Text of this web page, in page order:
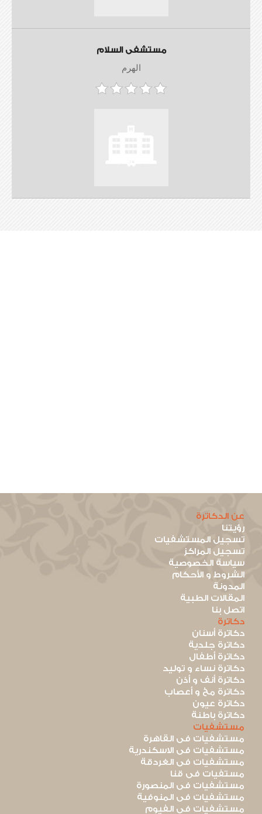
مستشفى السلام
الهرم
عن الدكاترة
رؤيتنا
تسجيل المستشفيات
تسجيل المراكز
سياسة الخصوصية
الشروط و الأحكام
المدونة
المقالات الطبية
اتصل بنا
دكاترة
دكاترة أسنان
دكاترة جلدية
دكاترة أطفال
دكاترة نساء و توليد
دكاترة أنف و أذن
دكاترة مخ و أعصاب
دكاترة عيون
دكاترة باطنة
مستشفيات
مستشفيات فى القاهرة
مستشفيات فى الاسكندرية
مستشفيات فى الغردقة
مستفيات فى قنا
مستشفيات فى المنصورة
مستشفيات فى المنوفية
مستشفيات فى الفيوم